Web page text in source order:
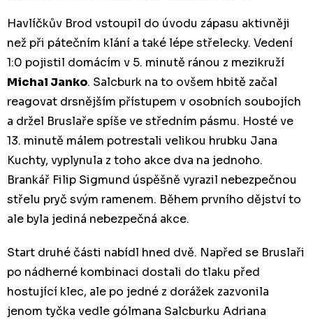
Havlíčkův Brod vstoupil do úvodu zápasu aktivněji
než při pátečním klání a také lépe střelecky. Vedení
1:0 pojistil domácím v 5. minutě ránou z mezikruží
Michal Janko. Salcburk na to ovšem hbitě začal
reagovat drsnějším přístupem v osobních soubojích
a držel Bruslaře spíše ve středním pásmu. Hosté ve
13. minutě málem potrestali velikou hrubku Jana
Kuchty, vyplynula z toho akce dva na jednoho.
Brankář Filip Sigmund úspěšně vyrazil nebezpečnou
střelu pryč svým ramenem. Během prvního dějství to
ale byla jediná nebezpečná akce.
Start druhé části nabídl hned dvě. Napřed se Bruslaři
po nádherné kombinaci dostali do tlaku před
hostující klec, ale po jedné z dorážek zazvonila
jenom tyčka vedle gólmana Salcburku Adriana